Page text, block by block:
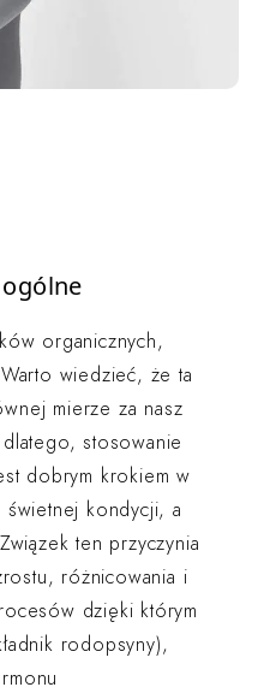
organicznych,
wiedzieć, że ta
mierze za nasz
dlatego, stosowanie
dobrym krokiem w
świetnej kondycji, a
ten przyczynia
różnicowania i
dzięki którym
rodopsyny),